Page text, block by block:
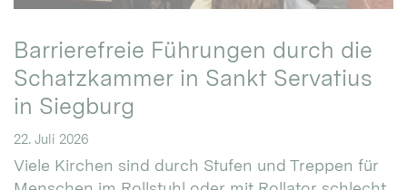
Barrierefreie Führungen durch die
Schatzkammer in Sankt Servatius
in Siegburg
22. Juli 2026
Viele Kirchen sind durch Stufen und Treppen für